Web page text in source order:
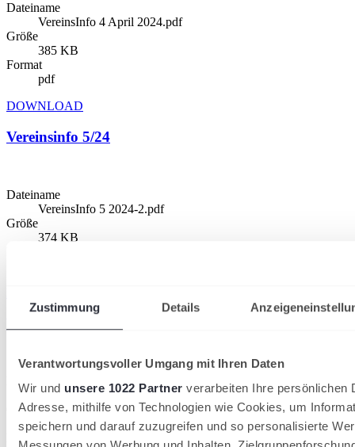
Zustimmung Details
Verantwortungsvoller Umgang mit Ihren Daten
Wir und unsere 1022 Partner verarbeiten Ihre persönlichen
Adresse, mithilfe von Technologien wie Cookies, um
speichern und darauf zuzugreifen und so personalisierte
Dateiname
VereinsInfo 4 April 2024.pdf
Größe
385 KB
Format
pdf
DOWNLOAD
Vereinsinfo 5/24
Dateiname
VereinsInfo 5 2024-2.pdf
Größe
374 KB
Dateiname
VereinsInfo Juni 2024-1.pdf
Größe
637 KB
Format